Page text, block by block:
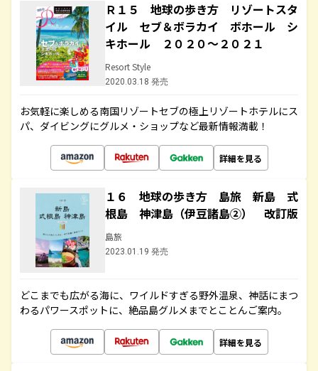
Ｒ１５ 地球の歩き方 リゾートスタ
イル セブ＆ボラカイ ボホール シ
キホール ２０２０～２０２１
Resort Style
2020.03.18 発売
お気軽に楽しめる南国リゾートセブの極上リゾートホテルにス
パ、ダイビングにグルメ・ショップなど最新情報満載！
詳細を見る
１６ 地球の歩き方 島旅 新島 式
根島 神津島（伊豆諸島②） 改訂版
島旅
2023.01.19 発売
どこまでも広がる海に、ワイルドすぎる野外温泉、神話にまつ
わるパワースポットに、絶品島グルメまでとことんご案内。
詳細を見る